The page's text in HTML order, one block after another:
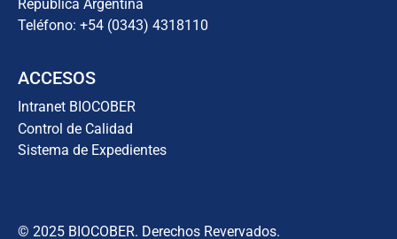
República Argentina
Teléfono: +54 (0343) 4318110
ACCESOS
Intranet BIOCOBER
Control de Calidad
Sistema de Expedientes
© 2025 BIOCOBER. Derechos Revervados.